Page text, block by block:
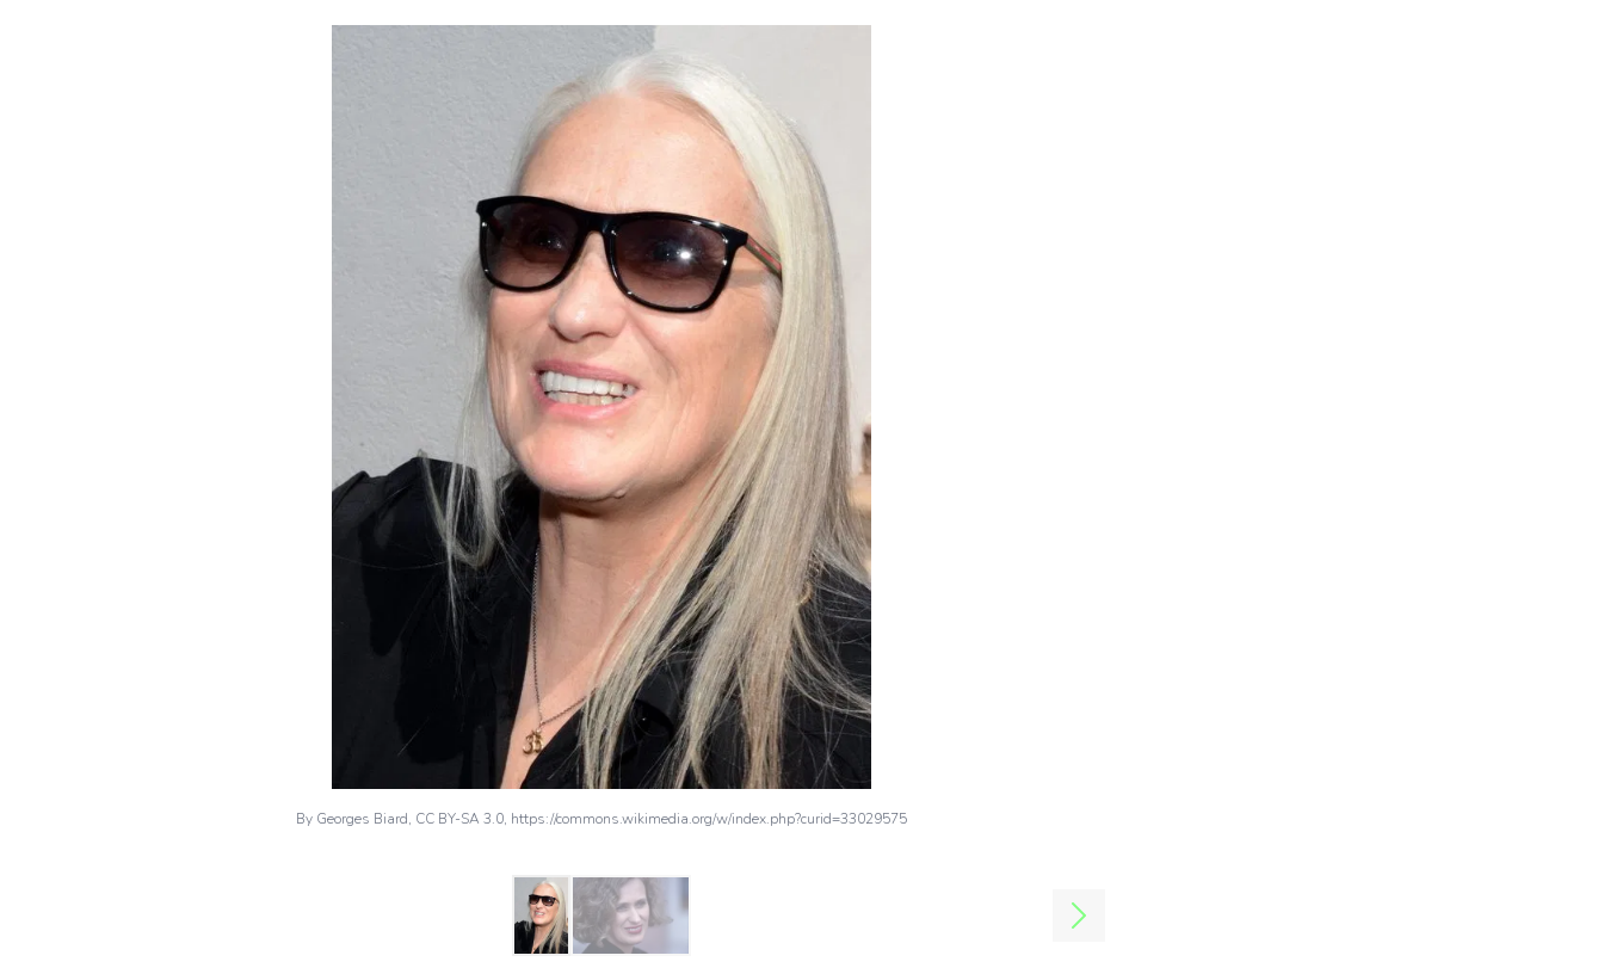
By Georges Biard, CC BY-SA 3.0, https://commons.wikimedia.org/w/index.php?curid=33029575